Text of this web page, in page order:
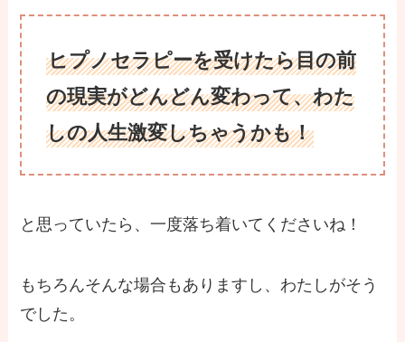
ヒプノセラピーを受けたら目の前
の現実がどんどん変わって、わた
しの人生激変しちゃうかも！
と思っていたら、一度落ち着いてくださいね！
もちろんそんな場合もありますし、わたしがそう
でした。